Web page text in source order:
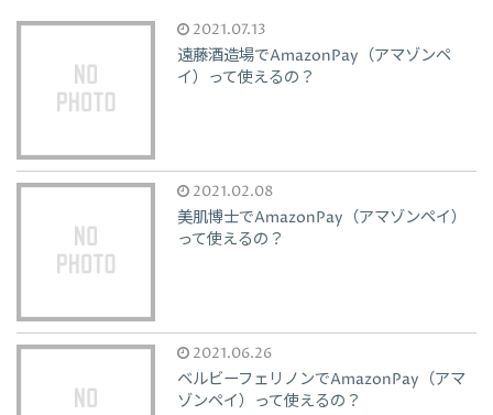
2021.07.13
遠藤酒造場でAmazonPay（アマゾンペ
イ）って使えるの？
2021.02.08
美肌博士でAmazonPay（アマゾンペイ）
って使えるの？
2021.06.26
ベルビーフェリノンでAmazonPay（アマ
ゾンペイ）って使えるの？